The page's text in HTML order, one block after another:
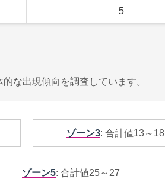
5
な出現傾向を調査しています。
ゾーン3: 合計値13～18
ゾーン5: 合計値25～27